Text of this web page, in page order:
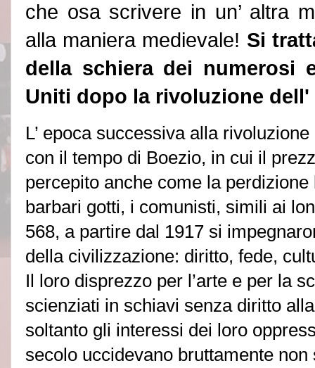
che osa scrivere in un’ altra
alla maniera medievale! Si
della schiera dei numerosi
Uniti dopo la rivoluzione dell '
L’ epoca successiva alla
con il tempo di Boezio, in cui il
percepito anche come la
barbari gotti, i comunisti, simili ai
568, a partire dal 1917 si
della civilizzazione: diritto, fede,
Il loro disprezzo per l’arte e per la
scienziati in schiavi senza diritto
soltanto gli interessi dei loro
secolo uccidevano bruttamente